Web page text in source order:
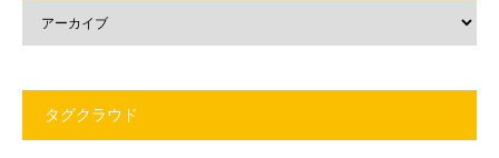
タグクラウド